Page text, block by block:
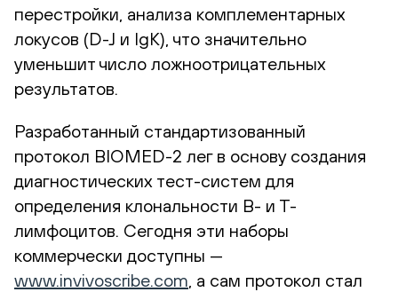
перестройки, анализа комплементарных
локусов (D-J и IgK), что значительно
уменьшит число ложноотрицательных
результатов.
Разработанный стандартизованный
протокол BIOMED-2 лег в основу создания
диагностических тест-систем для
определения клональности В- и Т-
лимфоцитов. Сегодня эти наборы
коммерчески доступны —
www.invivoscribe.com , а сам протокол стал